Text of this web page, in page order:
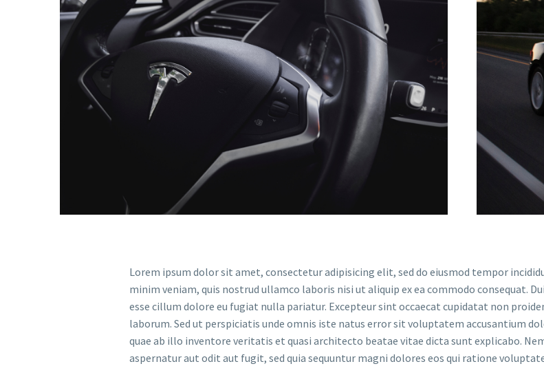
Lorem ipsum dolor sit amet, consectetur adipisicing elit, sed do eiusmod tempor
minim veniam, quis nostrud ullamco laboris nisi ut aliquip ex ea commodo consequat.
esse cillum dolore eu fugiat nulla pariatur. Excepteur sint occaecat cupidatat non
laborum. Sed ut perspiciatis unde omnis iste natus error sit voluptatem accusantium
quae ab illo inventore veritatis et quasi architecto beatae vitae dicta sunt explicabo.
aspernatur aut odit aut fugit, sed quia sequuntur magni dolores eos qui ratione